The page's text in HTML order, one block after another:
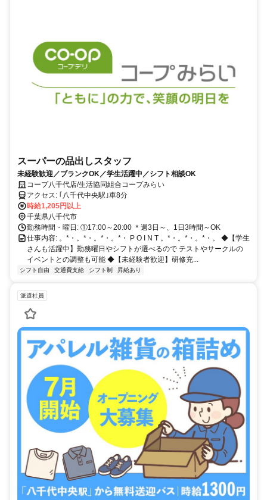
スーパーの品出しスタッフ
未経験歓迎／ブランクOK／学生活躍中／シフト相談OK
コープ八千代店/生活協同組合コープみらい
アクセス: ｢八千代中央駅｣車8分
時給1,205円以上
千葉県八千代市
勤務時間・曜日: ①17:00～20:00 ＊週3日～、1日3時間～OK
仕事内容: 。*・。*・。*・。*・ P O I N T 。*・。*・。*・。 ◆【学生
さんも活躍中】勤務曜日やシフトが選べるので テストやサークルの
イベントとの調整も可能 ◆【未経験者歓迎】研修充...
シフト自由 交通費支給 シフト制 昇給あり
派遣社員